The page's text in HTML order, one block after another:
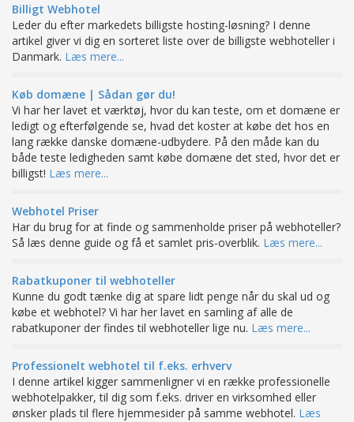
Billigt Webhotel
Leder du efter markedets billigste hosting-løsning? I denne
artikel giver vi dig en sorteret liste over de billigste webhoteller i
Danmark. Læs mere...
Køb domæne | Sådan gør du!
Vi har her lavet et værktøj, hvor du kan teste, om et domæne er
ledigt og efterfølgende se, hvad det koster at købe det hos en
lang række danske domæne-udbydere. På den måde kan du
både teste ledigheden samt købe domæne det sted, hvor det er
billigst! Læs mere...
Webhotel Priser
Har du brug for at finde og sammenholde priser på webhoteller?
Så læs denne guide og få et samlet pris-overblik. Læs mere...
Rabatkuponer til webhoteller
Kunne du godt tænke dig at spare lidt penge når du skal ud og
købe et webhotel? Vi har her lavet en samling af alle de
rabatkuponer der findes til webhoteller lige nu. Læs mere...
Professionelt webhotel til f.eks. erhverv
I denne artikel kigger sammenligner vi en række professionelle
webhotelpakker, til dig som f.eks. driver en virksomhed eller
ønsker plads til flere hjemmesider på samme webhotel. Læs